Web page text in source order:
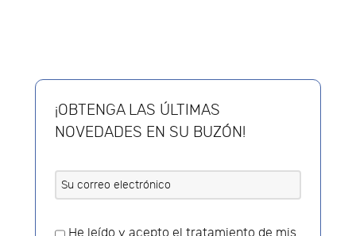
¡OBTENGA LAS ÚLTIMAS
NOVEDADES EN SU BUZÓN!